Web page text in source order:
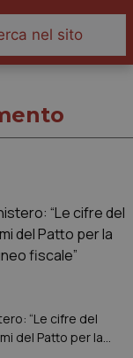
“Le cifre del
del Patto per la